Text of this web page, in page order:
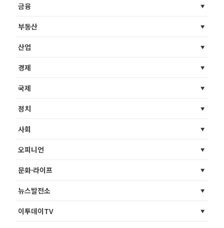
금융
부동산
산업
경제
국제
정치
사회
오피니언
문화·라이프
뉴스발전소
이투데이TV